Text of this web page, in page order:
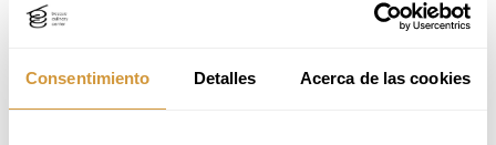
Consentimiento Detalles Acerca de las cookies
Please, check the information in Spanish.